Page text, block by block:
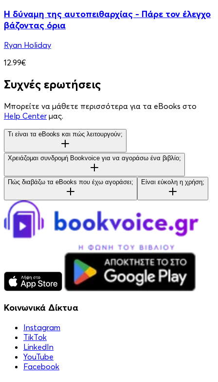
Η δύναμη της αυτοπειθαρχίας - Πάρε τον έλεγχο
βάζοντας όρια
Ryan Holiday
12.99€
Συχνές ερωτήσεις
Μπορείτε να μάθετε περισσότερα για τα eBooks στο
Help Center μας.
Τι είναι τα eBooks και πώς λειτουργούν;
Χρειάζομαι συνδρομή Bookvoice για να αγοράσω ένα βιβλίο;
Πώς διαβάζω τα eBooks που έχω αγοράσει; Είναι εύκολη η χρήση;
Κοινωνικά Δίκτυα
Instagram
TikTok
LinkedIn
YouTube
Facebook